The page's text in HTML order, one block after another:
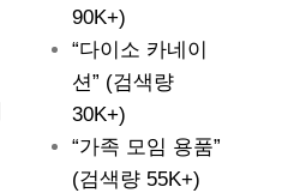
90K+)
“다이소 카네이
션” (검색량
30K+)
“가족 모임 용품”
(검색량 55K+)